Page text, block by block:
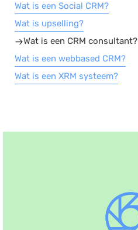
Wat is een Social CRM?
Wat is upselling?
Wat is een CRM consultant?
Wat is een webbased CRM?
Wat is een XRM systeem?